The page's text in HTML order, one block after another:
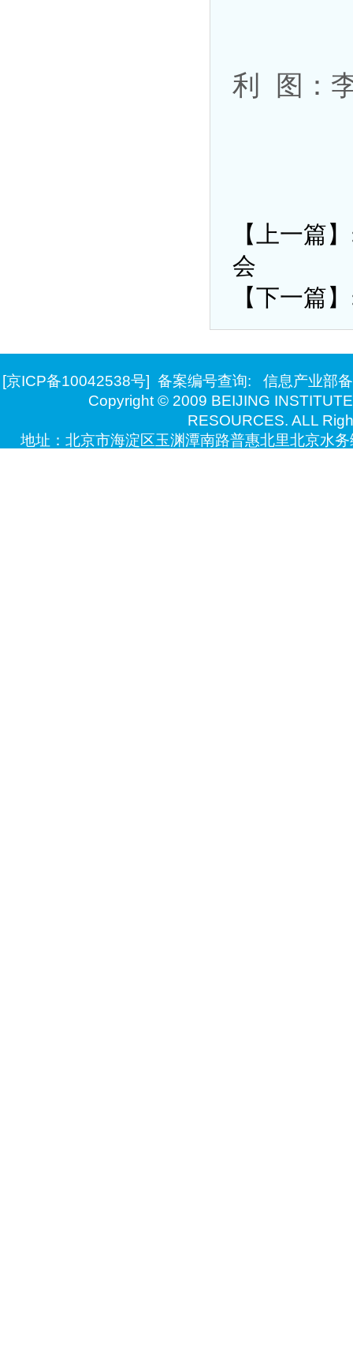
利 图：
【上一篇
会
【下一篇
[京ICP备10042538号] 备案编号查询:
信息产业部
Copyright © 2009 BEIJING
RESOURCES. ALL
地址：北京市海淀区玉渊潭南路普惠北里北京水